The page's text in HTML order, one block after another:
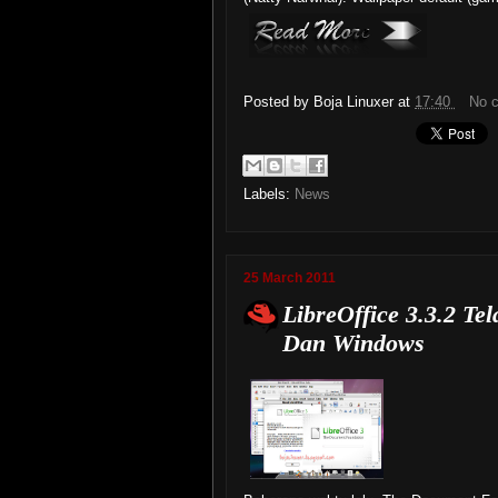
Posted by Boja Linuxer at 17:40 No
Labels: News
25 March 2011
LibreOffice 3.3.2
Dan Windows